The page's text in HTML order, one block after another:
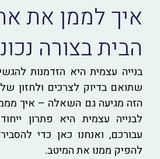
איך לממן את
הבית בצורה
בנייה עצמית היא הזדמנות
שתואם בדיוק לצרכים ולחזון
הזה מגיעה גם השאלה – איך
לבנייה עצמית היא פתרון
עבורכם, ואנחנו כאן כדי
להפיק ממנו את המיטב.